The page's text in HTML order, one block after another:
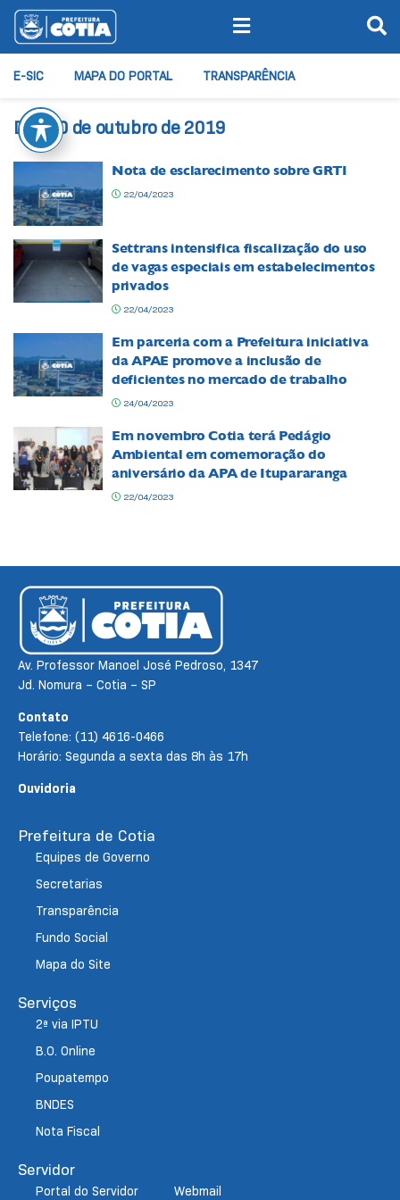
E-SIC MAPA DO PORTAL TRANSPARÊNCIA
Dia:30 de outubro de 2019
Nota de esclarecimento sobre GRTI
22/04/2023
Settrans intensifica fiscalização do uso
de vagas especiais em estabelecimentos
privados
22/04/2023
Em parceria com a Prefeitura iniciativa
da APAE promove a inclusão de
deficientes no mercado de trabalho
24/04/2023
Em novembro Cotia terá Pedágio
Ambiental em comemoração do
aniversário da APA de Itupararanga
22/04/2023
Av. Professor Manoel José Pedroso, 1347
Jd. Nomura – Cotia – SP
Contato
Telefone: (11) 4616-0466
Horário: Segunda a sexta das 8h às 17h
Ouvidoria
Prefeitura de Cotia
Equipes de Governo
Secretarias
Transparência
Fundo Social
Mapa do Site
Serviços
2ª via IPTU
B.O. Online
Poupatempo
BNDES
Nota Fiscal
Servidor
Portal do Servidor Webmail